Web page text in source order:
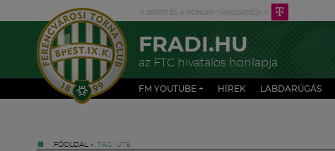
FRADI.HU
az FTC hivatalos honlapja
FM YOUTUBE + HÍREK LABDARÚGÁS
FŐOLDAL » TAG: UTE